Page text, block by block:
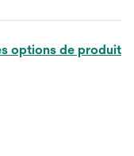
options de produit